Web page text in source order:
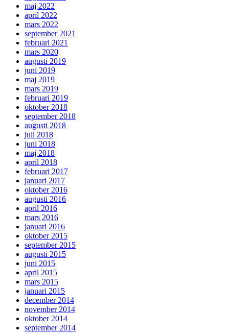
maj 2022
april 2022
mars 2022
september 2021
februari 2021
mars 2020
augusti 2019
juni 2019
maj 2019
mars 2019
februari 2019
oktober 2018
september 2018
augusti 2018
juli 2018
juni 2018
maj 2018
april 2018
februari 2017
januari 2017
oktober 2016
augusti 2016
april 2016
mars 2016
januari 2016
oktober 2015
september 2015
augusti 2015
juni 2015
april 2015
mars 2015
januari 2015
december 2014
november 2014
oktober 2014
september 2014